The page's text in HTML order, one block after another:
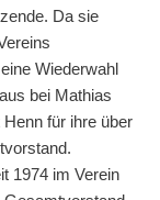
Da sie
Wiederwahl
bei Mathias
für ihre über
1974 im Verein